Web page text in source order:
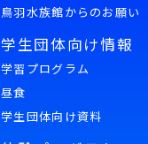
鳥羽水族館からのお願い
学生団体向け情報
学習プログラム
昼食
学生団体向け資料